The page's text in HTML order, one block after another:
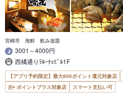
宮崎市 海鮮 飲み放題
3001～4000円
西橘通りﾗﾙｰﾁｪﾋﾞﾙ1F
【アプリ予約限定】最大800ポイント還元対象店
ポイントプラス対象店
スマート支払い可